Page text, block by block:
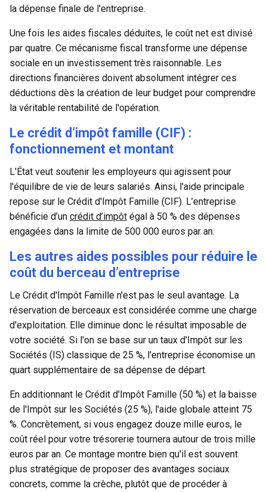
la dépense finale de l'entreprise.
Une fois les aides fiscales déduites, le coût net est divisé
par quatre. Ce mécanisme fiscal transforme une dépense
sociale en un investissement très raisonnable. Les
directions financières doivent absolument intégrer ces
déductions dès la création de leur budget pour comprendre
la véritable rentabilité de l'opération.
Le crédit d’impôt famille (CIF) :
fonctionnement et montant
L'État veut soutenir les employeurs qui agissent pour
l'équilibre de vie de leurs salariés. Ainsi, l'aide principale
repose sur le Crédit d'Impôt Famille (CIF). L’entreprise
bénéficie d’un crédit d’impôt égal à 50 % des dépenses
engagées dans la limite de 500 000 euros par an.
Les autres aides possibles pour réduire le
coût du berceau d’entreprise
Le Crédit d'Impôt Famille n'est pas le seul avantage. La
réservation de berceaux est considérée comme une charge
d'exploitation. Elle diminue donc le résultat imposable de
votre société. Si l'on se base sur un taux d'Impôt sur les
Sociétés (IS) classique de 25 %, l'entreprise économise un
quart supplémentaire de sa dépense de départ.
En additionnant le Crédit d'Impôt Famille (50 %) et la baisse
de l'Impôt sur les Sociétés (25 %), l'aide globale atteint 75
%. Concrètement, si vous engagez douze mille euros, le
coût réel pour votre trésorerie tournera autour de trois mille
euros par an. Ce montage montre bien qu'il est souvent
plus stratégique de proposer des avantages sociaux
concrets, comme la crèche, plutôt que de procéder à